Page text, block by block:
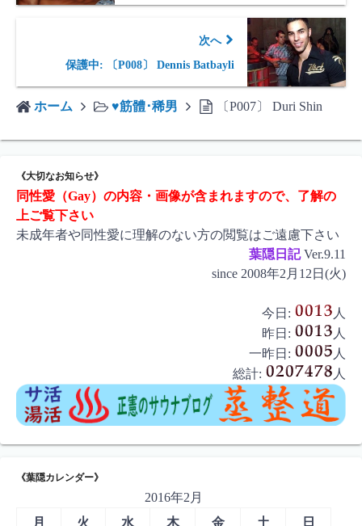
次へ
保護中: 〔P008〕 Dennis Batbayli
ホーム ♥筋體･稀男 〔P007〕 Duri Shin
《大切なお知らせ》
同性愛（Gay）の内容・画像が含まれますので、了解の
上ご覧下さい
未成年者や同性愛に理解のない方の閲覧はご遠慮下さい
葉隠日記Ver.9.11
since 2008年2月12日(火)
今日:
人
昨日:
人
一昨日:
人
総計:
人
《葉隠カレンダー》
2016年2月
月
火 水 木 金 土 日